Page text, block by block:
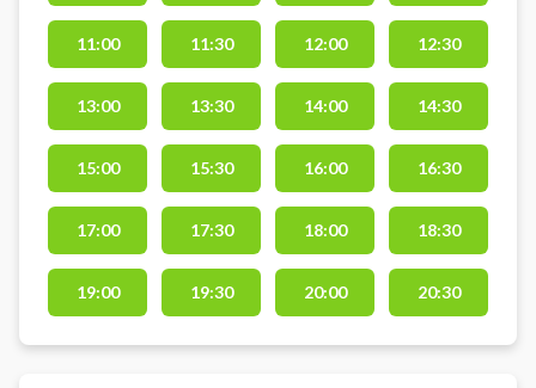
beliggende mellem Bredstrup og
Pjedsted ikke langt fra Fredericia.
Book en tennisbane og spil tennis
ved Fredericia på grusbanerne ved
BPI Tennis. Der er gratis
parkeringsmuligheder ved
tennisanlægget på
parkeringspladsen mellem hallen
og skolen.
11:00 11:30 12:00 12:30
13:00 13:30 14:00 14:30
15:00 15:30 16:00 16:30
17:00 17:30 18:00 18:30
19:00 19:30 20:00 20:30